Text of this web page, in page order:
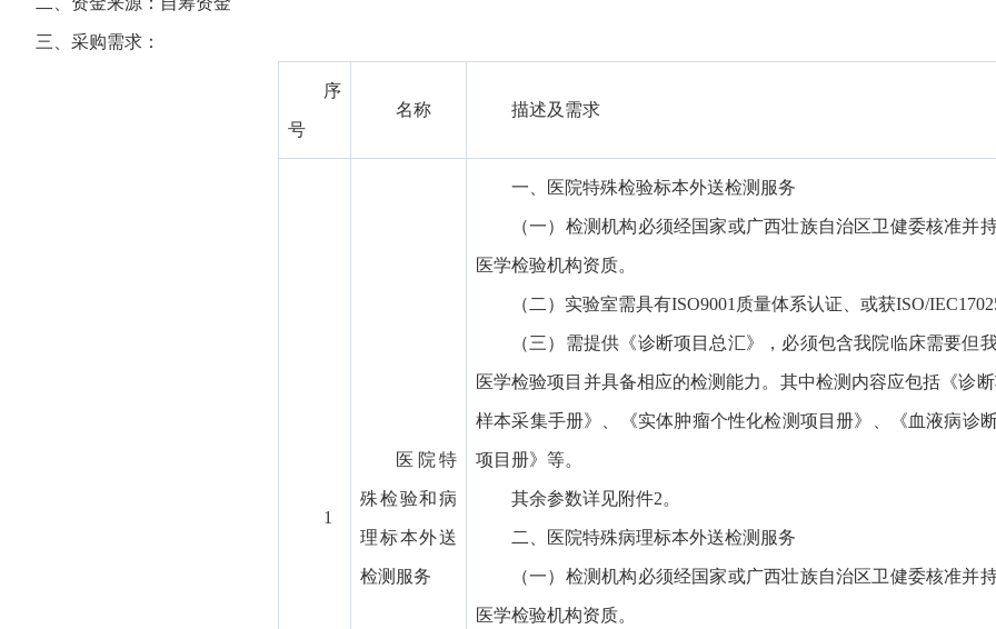
三、采购需求：
序
号
名称 描述及需求
1
医院特
殊检验和病
理标本外送
检测服务
一、医院特殊检验标本外送检测服务
（一）检测机构必须经国家或广西壮族自治区卫健委核准并
医学检验机构资质。
（二）实验室需具有ISO9001质量体系认证、或获ISO/
（三）需提供《诊断项目总汇》，必须包含我院临床需要但
医学检验项目并具备相应的检测能力。其中检测内容应包括《诊
样本采集手册》、《实体肿瘤个性化检测项目册》、《血液病诊
项目册》等。
其余参数详见附件2。
二、医院特殊病理标本外送检测服务
（一）检测机构必须经国家或广西壮族自治区卫健委核准并
医学检验机构资质。